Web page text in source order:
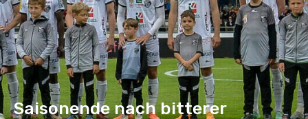
Saisonende nach bitterer